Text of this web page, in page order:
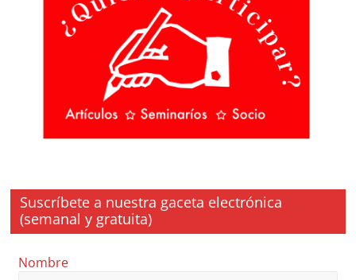
Suscríbete a nuestra gaceta electrónica
(semanal y gratuita)
Nombre